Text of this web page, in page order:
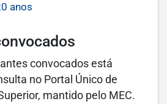
anos
convocados está
no Portal Único de
mantido pelo MEC.